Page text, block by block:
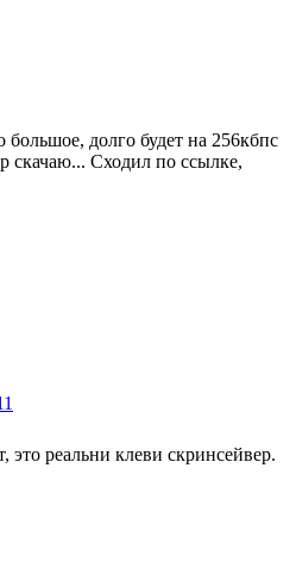
большое, долго будет на 256кбпс
скачаю... Сходил по ссылке,
это реальни клеви скринсейвер.